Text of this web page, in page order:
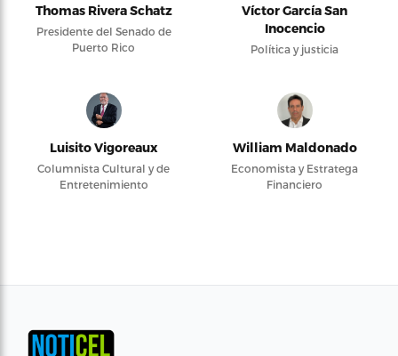
Thomas Rivera Schatz
Presidente del Senado de
Puerto Rico
Víctor García San
Inocencio
Política y justicia
Luisito Vigoreaux
Columnista Cultural y de
Entretenimiento
William Maldonado
Economista y Estratega
Financiero